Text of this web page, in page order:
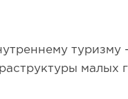
туризму
малых